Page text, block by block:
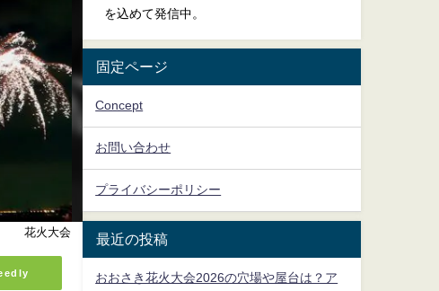
花火大会
を込めて発信中。
固定ページ
Concept
お問い合わせ
プライバシーポリシー
最近の投稿
おおさき花火大会2026の穴場や屋台は？ア